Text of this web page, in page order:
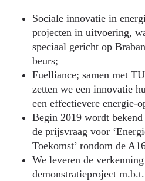
Sociale innovatie in
projecten in uitvoering,
speciaal gericht op
beurs;
Fuelliance; samen met
zetten we een innovatie
een effectievere energie-
Begin 2019 wordt
de prijsvraag voor
Toekomst’ rondom de
We leveren de
demonstratieproject